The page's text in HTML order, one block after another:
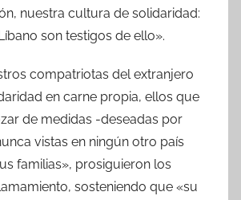
nuestra cultura de solidaridad:
son testigos de ello».
compatriotas del extranjero
en carne propia, ellos que
de medidas -deseadas por
vistas en ningún otro país
familias», prosiguieron los
sosteniendo que «su